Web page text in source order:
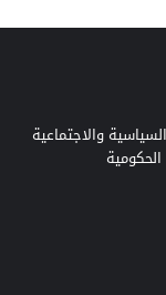
السياسية والاجتماعية